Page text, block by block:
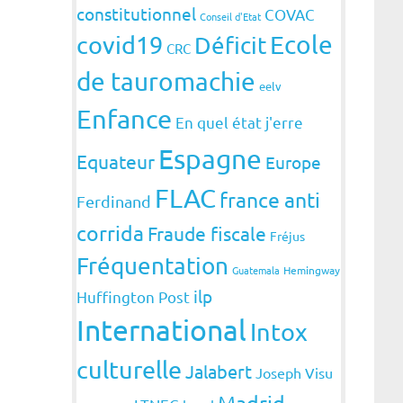
constitutionnel Conseil d'Etat COVAC
covid19 CRC DéficitEcole
de tauromachie eelv
Enfance En quel état j'erre
Equateur Espagne Europe
Ferdinand FLAC france anti
corrida Fraude fiscale Fréjus
Fréquentation Guatemala Hemingway
Huffington Post ilp
International Intox
culturelle Jalabert Joseph Visu